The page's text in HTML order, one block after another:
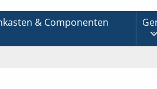
& Componenten